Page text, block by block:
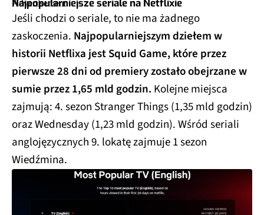
Najpopularniejsze seriale na Netflixie
Jeśli chodzi o seriale, to nie ma żadnego
zaskoczenia. Najpopularniejszym dziełem w
historii Netflixa jest Squid Game, które przez
pierwsze 28 dni od premiery zostało obejrzane w
sumie przez 1,65 mld godzin. Kolejne miejsca
zajmują: 4. sezon Stranger Things (1,35 mld godzin)
oraz Wednesday (1,23 mld godzin). Wśród seriali
anglojęzycznych 9. lokatę zajmuje 1 sezon
Wiedźmina.